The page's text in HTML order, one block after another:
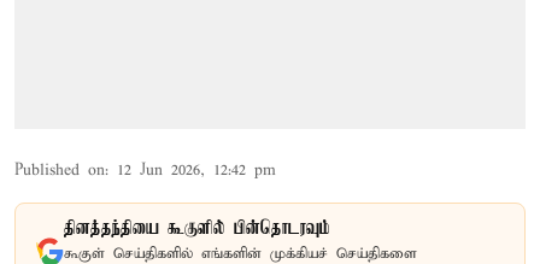
Published on: 12 Jun 2026, 12:42 pm
தினத்தந்தியை கூகுளில் பின்தொடரவும்
கூகுள் செய்திகளில் எங்களின் முக்கியச் செய்திகளை